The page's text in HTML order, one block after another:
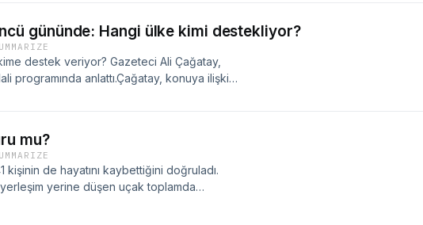
Dutlulu’nun geçmiş belediyecilik
şöyle konuştu:
gününde: Hangi ülke kimi destekliyor?
destek veriyor? Gazeteci Ali Çağatay,
programında anlattı.Çağatay, konuya ilişkin
mu?
de hayatını kaybettiğini doğruladı.
yerine düşen uçak toplamda